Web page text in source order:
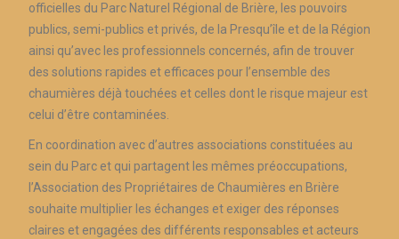
officielles du Parc Naturel Régional de Brière, les pouvoirs
publics, semi-publics et privés, de la Presqu’île et de la Région
ainsi qu’avec les professionnels concernés, afin de trouver
des solutions rapides et efficaces pour l’ensemble des
chaumières déjà touchées et celles dont le risque majeur est
celui d’être contaminées.
En coordination avec d’autres associations constituées au
sein du Parc et qui partagent les mêmes préoccupations,
l’Association des Propriétaires de Chaumières en Brière
souhaite multiplier les échanges et exiger des réponses
claires et engagées des différents responsables et acteurs